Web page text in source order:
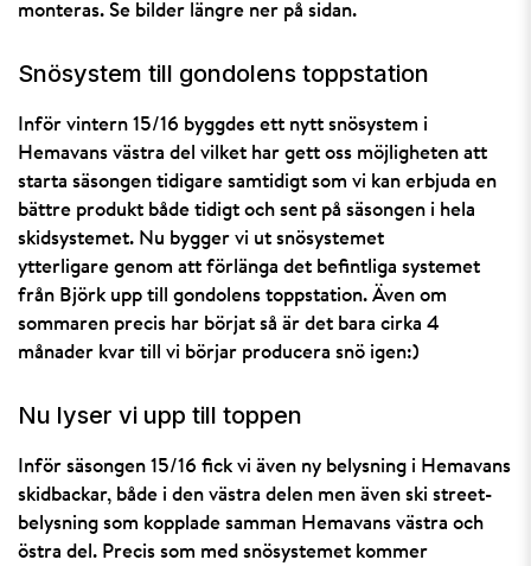
monteras. Se bilder längre ner på sidan.
Snösystem till gondolens toppstation
Inför vintern 15/16 byggdes ett nytt snösystem i
Hemavans västra del vilket har gett oss möjligheten att
starta säsongen tidigare samtidigt som vi kan erbjuda en
bättre produkt både tidigt och sent på säsongen i hela
skidsystemet. Nu bygger vi ut snösystemet
ytterligare genom att förlänga det befintliga systemet
från Björk upp till gondolens toppstation. Även om
sommaren precis har börjat så är det bara cirka 4
månader kvar till vi börjar producera snö igen:)
Nu lyser vi upp till toppen
Inför säsongen 15/16 fick vi även ny belysning i Hemavans
skidbackar, både i den västra delen men även ski street-
belysning som kopplade samman Hemavans västra och
östra del. Precis som med snösystemet kommer